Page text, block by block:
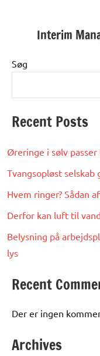
Interim
Søg
Recent Posts
Øreringe i sølv
Tvangsopløst
Hvem ringer? Sådan
Derfor kan luft til
Belysning på
lys
Recent
Der er ingen
Archives